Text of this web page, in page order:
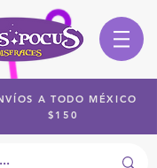
A TODO MÉXICO
$150